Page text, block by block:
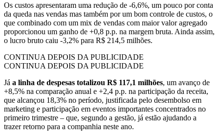
Os custos apresentaram uma redução de -6,6%, um pouco por conta
da queda nas vendas mas também por um bom controle de custos, o
que combinado com um mix de vendas com maior valor agregado
proporcionou um ganho de +0,8 p.p. na margem bruta. Ainda assim,
o lucro bruto caiu -3,2% para R$ 214,5 milhões.
CONTINUA DEPOIS DA PUBLICIDADE
CONTINUA DEPOIS DA PUBLICIDADE
Já a linha de despesas totalizou R$ 117,1 milhões, um avanço de
+8,5% na comparação anual e +2,4 p.p. na participação da receita,
que alcançou 18,3% no período, justificada pelo desembolso em
marketing e participação em eventos importantes concentrados no
primeiro trimestre – que, segundo a gestão, já estão ajudando a
trazer retorno para a companhia neste ano.